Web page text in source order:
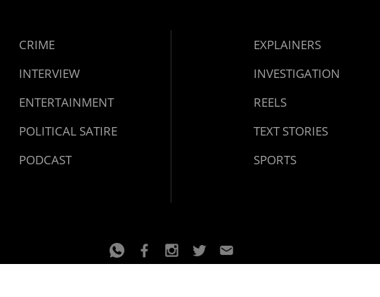
CRIME
INTERVIEW
ENTERTAINMENT
POLITICAL SATIRE
PODCAST
EXPLAINERS
INVESTIGATION
REELS
TEXT STORIES
SPORTS